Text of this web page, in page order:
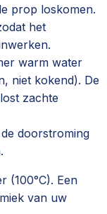
prop loskomen.
het
warm water
niet kokend). De
zachte
doorstroming
(100°C). Een
van uw